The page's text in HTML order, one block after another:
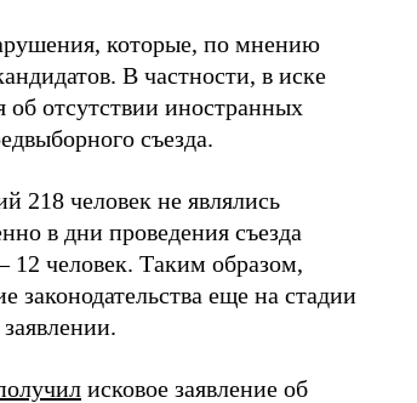
которые, по мнению
В частности, в иске
об отсутствии иностранных
съезда.
218 человек не являлись
в дни проведения съезда
12 человек. Таким образом,
еще на стадии
исковое заявление об